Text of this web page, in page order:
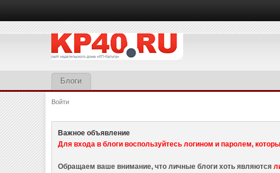
Блоги
Войти
Важное объявление
Для входа в блоги воспользуйтесь логином и паролем,
Обращаем ваше внимание, что личные блоги хоть являются